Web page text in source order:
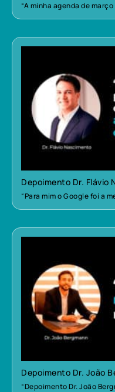
“A minha agenda de
Depoimento Dr. Flávio
“Para mim o Google foi a
Depoimento Dr. João
“Depoimento Dr. João